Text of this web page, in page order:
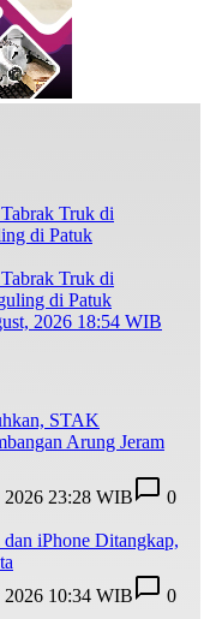
Truk di
di Patuk
2026 18:54 WIB
STAK
Arung Jeram
2026 23:28 WIB
0
iPhone Ditangkap,
2026 10:34 WIB
0